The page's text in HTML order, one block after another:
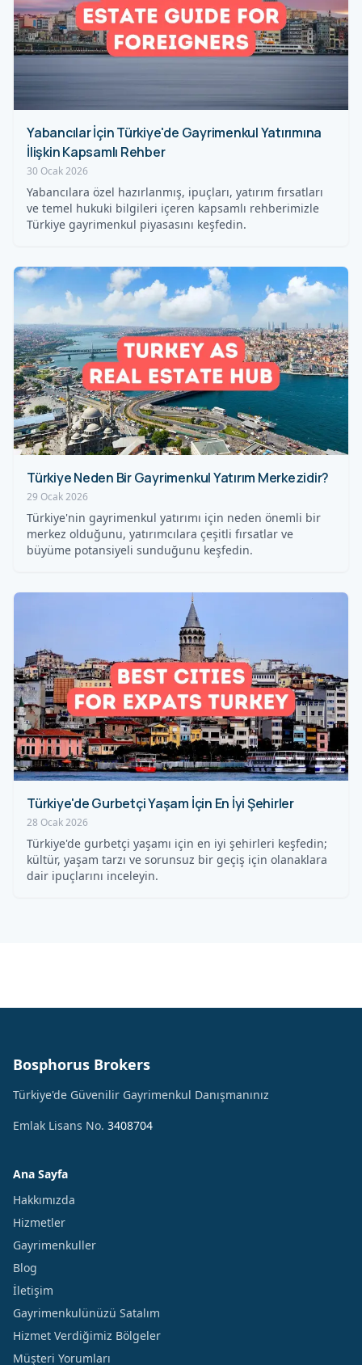
Yabancılar İçin Türkiye'de Gayrimenkul Yatırımına
İlişkin Kapsamlı Rehber
30 Ocak 2026
Yabancılara özel hazırlanmış, ipuçları, yatırım fırsatları
ve temel hukuki bilgileri içeren kapsamlı rehberimizle
Türkiye gayrimenkul piyasasını keşfedin.
Türkiye Neden Bir Gayrimenkul Yatırım Merkezidir?
29 Ocak 2026
Türkiye'nin gayrimenkul yatırımı için neden önemli bir
merkez olduğunu, yatırımcılara çeşitli fırsatlar ve
büyüme potansiyeli sunduğunu keşfedin.
Türkiye'de Gurbetçi Yaşam İçin En İyi Şehirler
28 Ocak 2026
Türkiye'de gurbetçi yaşamı için en iyi şehirleri keşfedin;
kültür, yaşam tarzı ve sorunsuz bir geçiş için olanaklara
dair ipuçlarını inceleyin.
Bosphorus Brokers
Türkiye'de Güvenilir Gayrimenkul Danışmanınız
Emlak Lisans No. 3408704
Ana Sayfa
Hakkımızda
Hizmetler
Gayrimenkuller
Blog
İletişim
Gayrimenkulünüzü Satalım
Hizmet Verdiğimiz Bölgeler
Müşteri Yorumları